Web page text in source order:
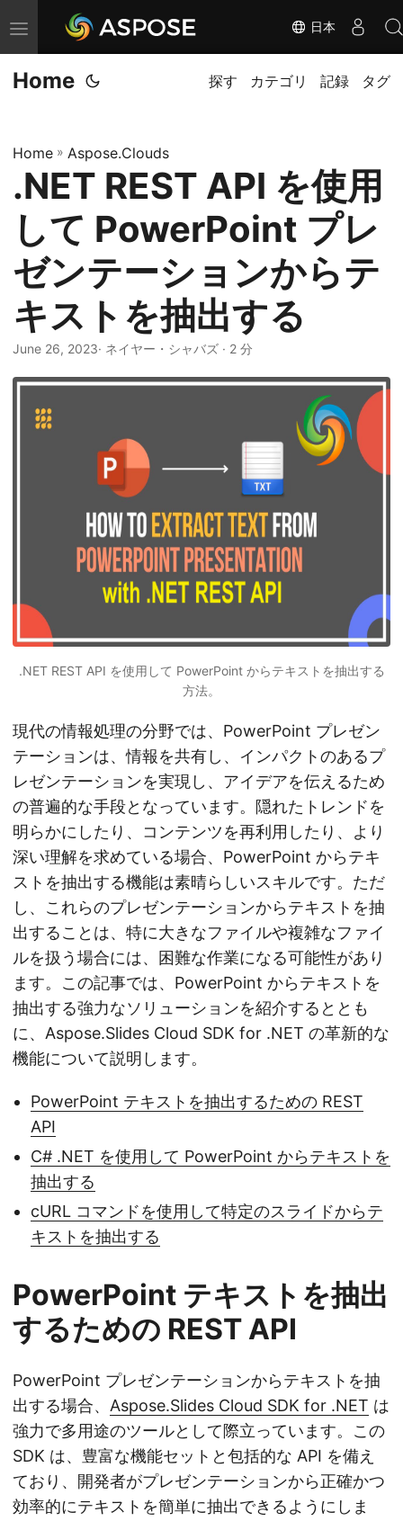
ナ
ビ
ゲ
ョ
ン
切
り
替
え
日本
Home 探す カテゴリ 記録 タグ
Home » Aspose.Clouds
.NET REST API を使用
して PowerPoint プレ
ゼンテーションからテ
キストを抽出する
June 26, 2023· ネイヤー・シャバズ · 2 分
.NET REST API を使用して PowerPoint からテキストを抽出する
方法。
現代の情報処理の分野では、PowerPoint プレゼン
テーションは、情報を共有し、インパクトのあるプ
レゼンテーションを実現し、アイデアを伝えるため
の普遍的な手段となっています。隠れたトレンドを
明らかにしたり、コンテンツを再利用したり、より
深い理解を求めている場合、PowerPoint からテキ
ストを抽出する機能は素晴らしいスキルです。ただ
し、これらのプレゼンテーションからテキストを抽
出することは、特に大きなファイルや複雑なファイ
ルを扱う場合には、困難な作業になる可能性があり
ます。この記事では、PowerPoint からテキストを
抽出する強力なソリューションを紹介するととも
に、Aspose.Slides Cloud SDK for .NET の革新的な
機能について説明します。
PowerPoint テキストを抽出するための REST
API
C# .NET を使用して PowerPoint からテキストを
抽出する
cURL コマンドを使用して特定のスライドからテ
キストを抽出する
PowerPoint テキストを抽出
するための REST API
PowerPoint プレゼンテーションからテキストを抽
出する場合、 Aspose.Slides Cloud SDK for .NET は
強力で多用途のツールとして際立っています。この
SDK は、豊富な機能セットと包括的な API を備え
ており、開発者がプレゼンテーションから正確かつ
効率的にテキストを簡単に抽出できるようにしま